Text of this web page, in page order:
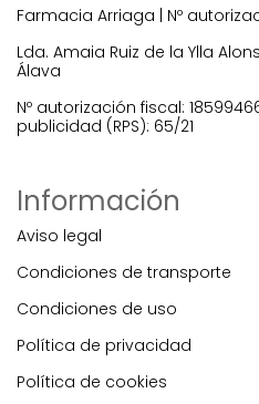
Farmacia Arriaga | Nº
Lda. Amaia Ruiz de la Ylla
Álava
Nº autorización fiscal:
publicidad (RPS): 65/21
Información
Aviso legal
Condiciones de transporte
Condiciones de uso
Política de privacidad
Política de cookies